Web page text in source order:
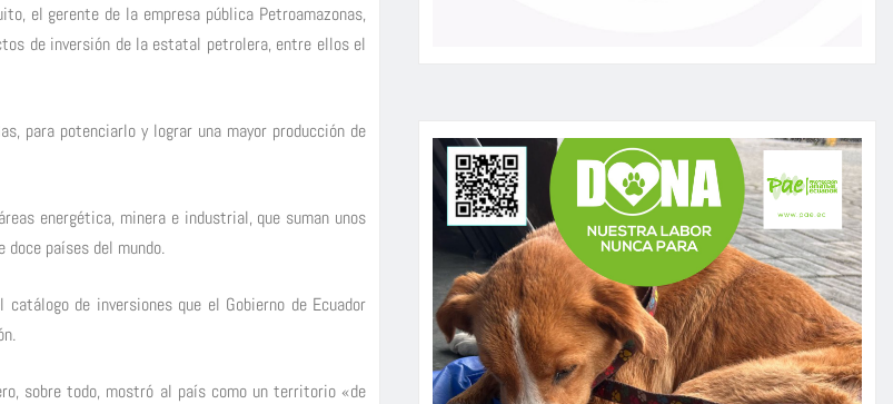
el gerente de la empresa pública Petroamazonas,
de inversión de la estatal petrolera, entre ellos el
para potenciarlo y lograr una mayor producción de
energética, minera e industrial, que suman unos
países del mundo.
de inversiones que el Gobierno de Ecuador
sobre todo, mostró al país como un territorio «de